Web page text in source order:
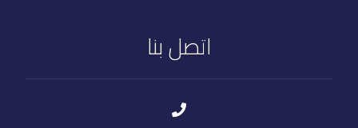
اتصل بنا